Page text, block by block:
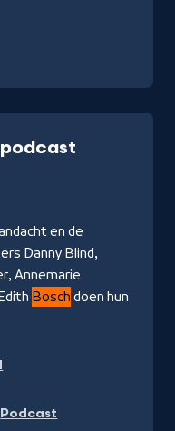
en de
Danny Blind,
Annemarie
Bosch doen hun
Podcast